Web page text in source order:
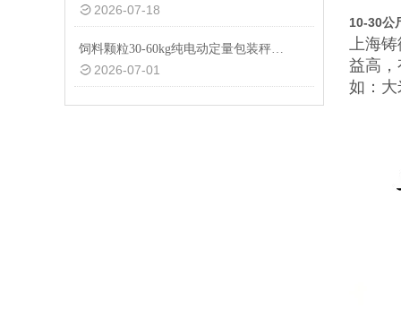
2026-07-18
饲料颗粒30-60kg纯电动定量包装秤厂家供应
2026-07-01
10-30公
上海
益高
如：